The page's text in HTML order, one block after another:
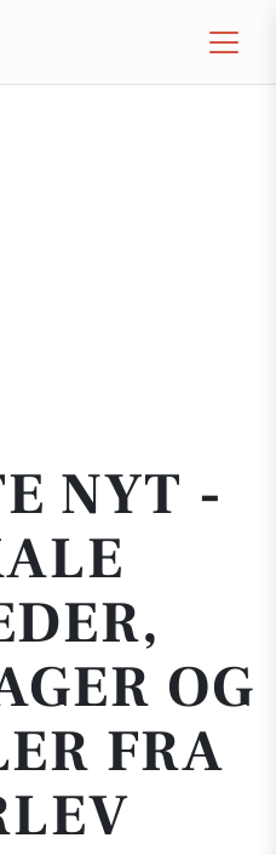
NYT -
OG
FRA